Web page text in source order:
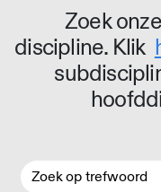
Zoek
discipline. Klik